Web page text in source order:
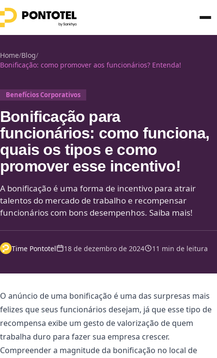
Home/Blog/
Bonificação: como promover aos funcionários? Entenda!
Benefícios Corporativos
Bonificação para
funcionários: como funciona,
quais os tipos e como
promover esse incentivo!
A bonificação é uma forma de incentivo para atrair
talentos do mercado de trabalho e recompensar
funcionários com bons desempenhos. Saiba mais!
Time Pontotel 18 de dezembro de 2024 11 min de leitura
O anúncio de uma bonificação é uma das surpresas mais
felizes que seus funcionários desejam, já que esse tipo de
recompensa exibe um gesto de valorização de quem
trabalha duro para fazer sua empresa crescer.
Compreender a magnitude da bonificação no local de